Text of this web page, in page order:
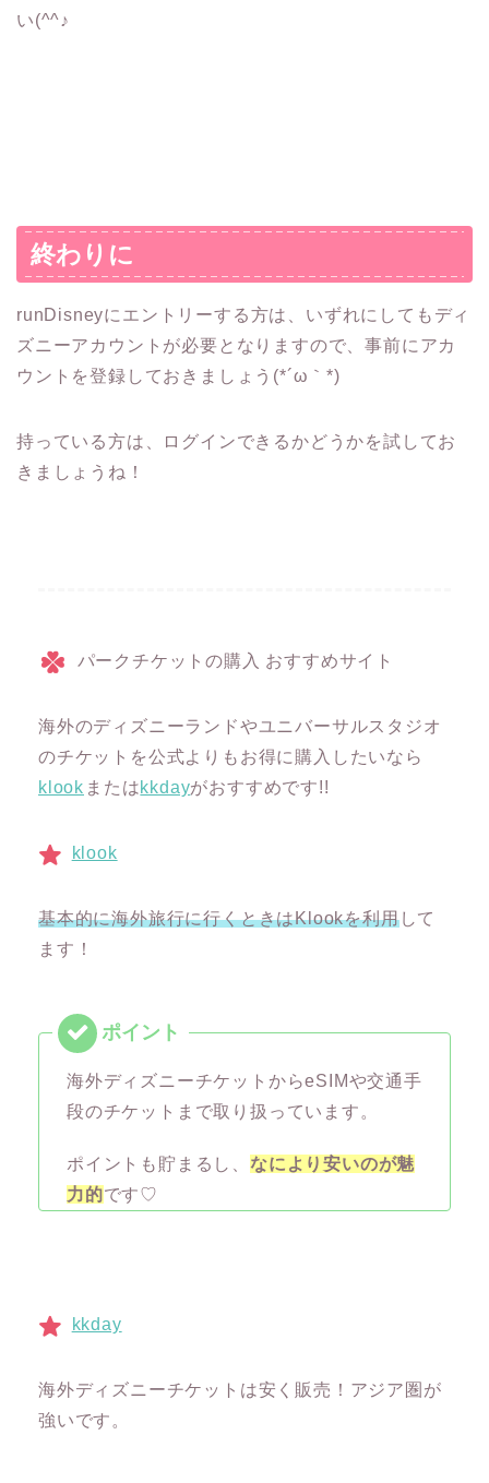
い(^^♪
終わりに
runDisneyにエントリーする方は、いずれにしてもディ
ズニーアカウントが必要となりますので、事前にアカ
ウントを登録しておきましょう(*´ω｀*)
持っている方は、ログインできるかどうかを試してお
きましょうね！
パークチケットの購入 おすすめサイト
海外のディズニーランドやユニバーサルスタジオ
のチケットを公式よりもお得に購入したいなら
klook またはkkdayがおすすめです!!
klook
基本的に海外旅行に行くときはKlookを利用して
ます！
海外ディズニーチケットからeSIMや交通手
段のチケットまで取り扱っています。
ポイントも貯まるし、 なにより安いのが魅
力的です♡
kkday
海外ディズニーチケットは安く販売！アジア圏が
強いです。